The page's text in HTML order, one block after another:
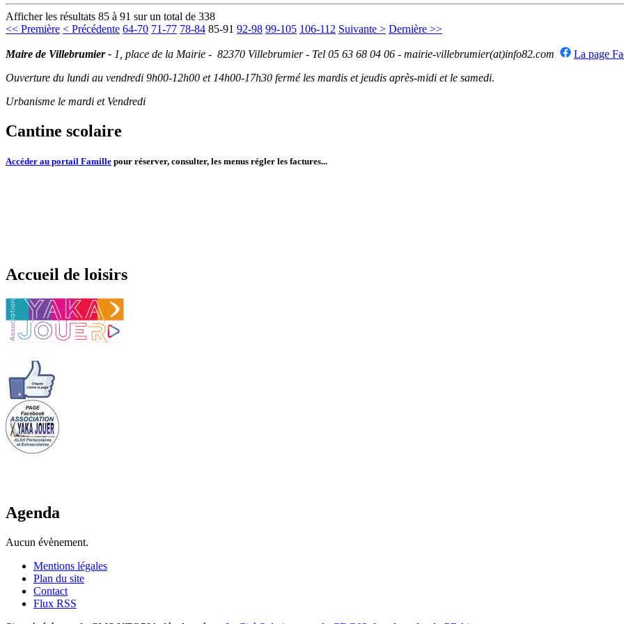
Afficher les résultats 85 à 91 sur un total de 338
<< Première < Précédente 64-70 71-77 78-84 85-91 92-98 99-105 106-112 Suivante > Dernière >>
Maire de Villebrumier - 1, place de la Mairie - 82370 Villebrumier - Tel 05 63 68 04 06 - mairie-villebrumier(at)info82.com
La page
Ouverture du lundi au vendredi 9h00-12h00 et 14h00-17h30 fermé les mardis et jeudis après-midi et le samedi.
Urbanisme le mardi et Vendredi
Cantine scolaire
Accéder au portail Famille pour réserver, consulter, les menus régler les factures...
Accueil de loisirs
Agenda
Aucun évènement.
Mentions légales
Plan du site
Contact
Flux RSS